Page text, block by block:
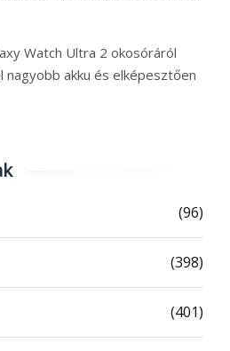
Watch Ultra 2 okosóráról
nagyobb akku és elképesztően
(96)
(398)
(401)